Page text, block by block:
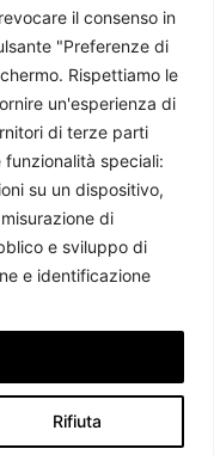
il consenso in
"Preferenze di
Rispettiamo le
un'esperienza di
di terze parti
speciali:
su un dispositivo,
di
e sviluppo di
e identificazione
Rifiuta
registrata presso il
- ISSN 2384-9975
non rappresentare la
da Licenza CC
(G. Salvemini)